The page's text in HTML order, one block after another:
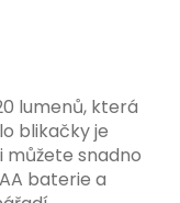
lumenů, která
blikačky je
snadno
baterie a